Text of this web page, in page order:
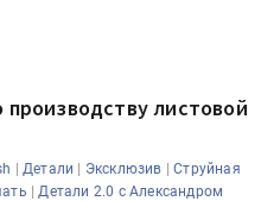
листовой
| Детали | Эксклюзив |Струйная
| Детали 2.0 с Александром